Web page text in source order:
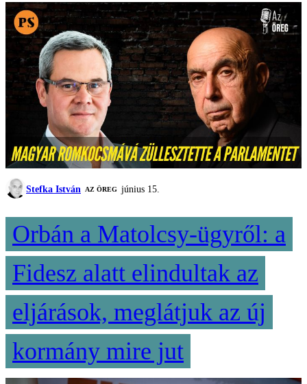
Stefka István AZ ÖREG június 15.
Orbán a Matolcsy-ügyről: a
Fidesz alatt elindultak az
eljárások, meglátjuk az új
kormány mire jut